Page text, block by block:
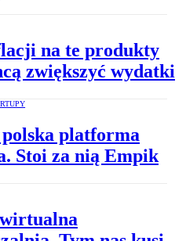
na te produkty
zwiększyć wydatki
polska platforma
Stoi za nią Empik